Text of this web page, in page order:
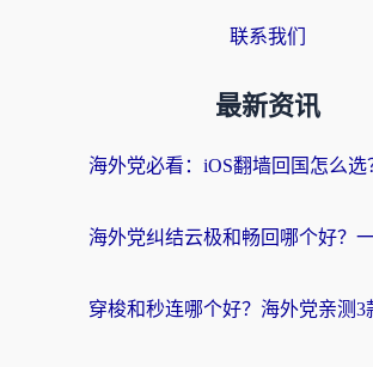
联系我们
最新资讯